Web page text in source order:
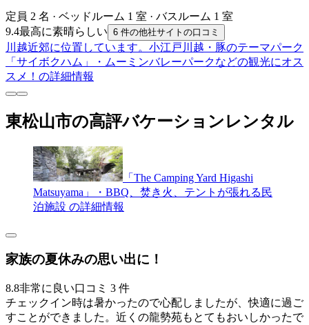
定員 2 名 · ベッドルーム 1 室 · バスルーム 1 室
9.4最高に素晴らしい 6 件の他社サイトの口コミ
川越近郊に位置しています。小江戸川越・豚のテーマパーク
「サイボクハム」・ムーミンバレーパークなどの観光にオス
スメ！の詳細情報
東松山市の高評バケーションレンタル
「The Camping Yard Higashi
Matsuyama」・BBQ、焚き火、テントが張れる民
泊施設 の詳細情報
家族の夏休みの思い出に！
8.8非常に良い口コミ 3 件
チェックイン時は暑かったので心配しましたが、快適に過ご
すことができました。近くの龍勢苑もとてもおいしかったで